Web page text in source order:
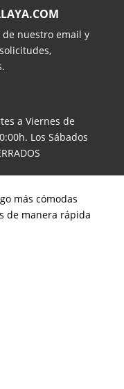
de nuestro email y
a Viernes de
Los Sábados
más cómodas
de manera rápida